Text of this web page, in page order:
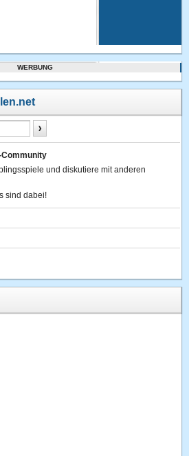
WERBUNG
Community
und diskutiere mit anderen
sind dabei!